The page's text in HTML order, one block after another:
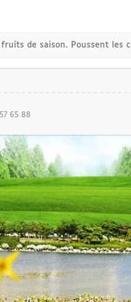
de saison. Poussent les
65 88